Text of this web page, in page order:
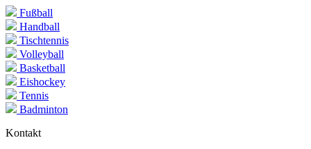
Fußball
Handball
Tischtennis
Volleyball
Basketball
Eishockey
Tennis
Badminton
Kontakt